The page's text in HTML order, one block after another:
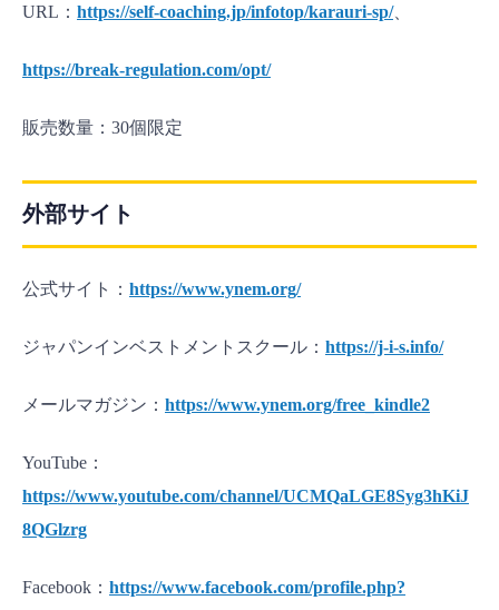
URL： https://self-coaching.jp/infotop/karauri-sp/、
https://break-regulation.com/opt/
販売数量：30個限定
外部サイト
公式サイト： https://www.ynem.org/
ジャパンインベストメントスクール： https://j-i-s.info/
メールマガジン： https://www.ynem.org/free_kindle2
YouTube：
https://www.youtube.com/channel/UCMQaLGE8Syg3hKiJ
8QGlzrg
Facebook： https://www.facebook.com/profile.php?